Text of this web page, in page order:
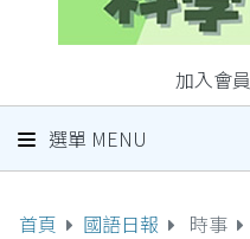
加入會員
選單 MENU
首頁 國語日報 時事